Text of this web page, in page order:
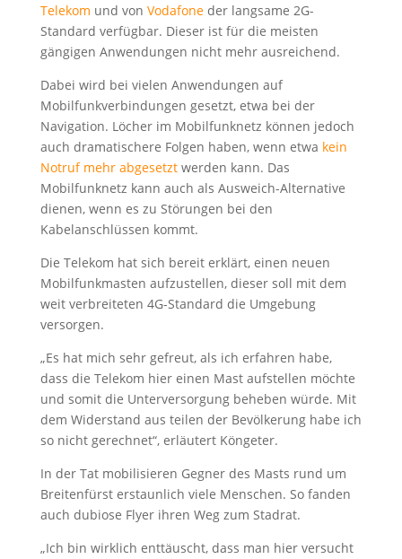
Telekom und von Vodafoneder langsame 2G-
Standard verfügbar. Dieser ist für die meisten
gängigen Anwendungen nicht mehr ausreichend.
Dabei wird bei vielen Anwendungen auf
Mobilfunkverbindungen gesetzt, etwa bei der
Navigation. Löcher im Mobilfunknetz können jedoch
auch dramatischere Folgen haben, wenn etwa kein
Notruf mehr abgesetztwerden kann. Das
Mobilfunknetz kann auch als Ausweich-Alternative
dienen, wenn es zu Störungen bei den
Kabelanschlüssen kommt.
Die Telekom hat sich bereit erklärt, einen neuen
Mobilfunkmasten aufzustellen, dieser soll mit dem
weit verbreiteten 4G-Standard die Umgebung
versorgen.
„Es hat mich sehr gefreut, als ich erfahren habe,
dass die Telekom hier einen Mast aufstellen möchte
und somit die Unterversorgung beheben würde. Mit
dem Widerstand aus teilen der Bevölkerung habe ich
so nicht gerechnet“, erläutert Köngeter.
In der Tat mobilisieren Gegner des Masts rund um
Breitenfürst erstaunlich viele Menschen. So fanden
auch dubiose Flyer ihren Weg zum Stadrat.
„Ich bin wirklich enttäuscht, dass man hier versucht